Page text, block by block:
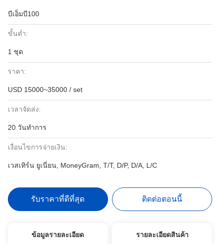
บีเอ็มบี100
ขั้นต่ำ:
1 ชุด
ราคา:
USD 15000~35000 / set
เวลาจัดส่ง:
20 วันทำการ
เงื่อนไขการจ่ายเงิน:
เวสเทิร์น ยูเนี่ยน, MoneyGram, T/T, D/P, D/A, L/C
รับราคาที่ดีที่สุด ติดต่อตอนนี้
ข้อมูลรายละเอียด รายละเอียดสินค้า